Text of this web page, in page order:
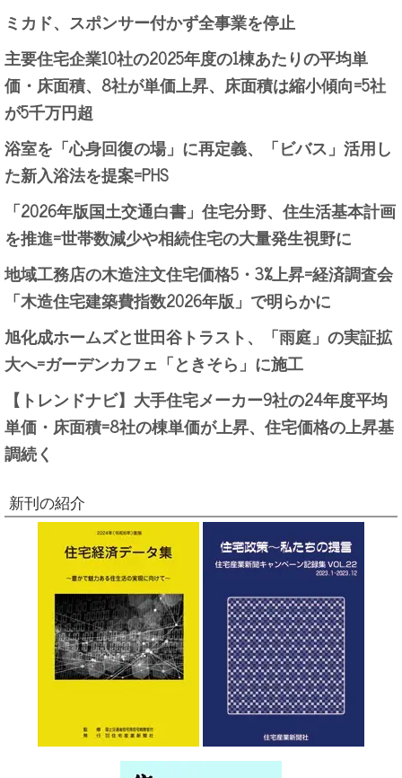
ミカド、スポンサー付かず全事業を停止
主要住宅企業10社の2025年度の1棟あたりの平均単
価・床面積、8社が単価上昇、床面積は縮小傾向=5社
が5千万円超
浴室を「心身回復の場」に再定義、「ビバス」活用し
た新入浴法を提案=PHS
「2026年版国土交通白書」住宅分野、住生活基本計画
を推進=世帯数減少や相続住宅の大量発生視野に
地域工務店の木造注文住宅価格5・3%上昇=経済調査会
「木造住宅建築費指数2026年版」で明らかに
旭化成ホームズと世田谷トラスト、「雨庭」の実証拡
大へ=ガーデンカフェ「ときそら」に施工
【トレンドナビ】大手住宅メーカー9社の24年度平均
単価・床面積=8社の棟単価が上昇、住宅価格の上昇基
調続く
新刊の紹介